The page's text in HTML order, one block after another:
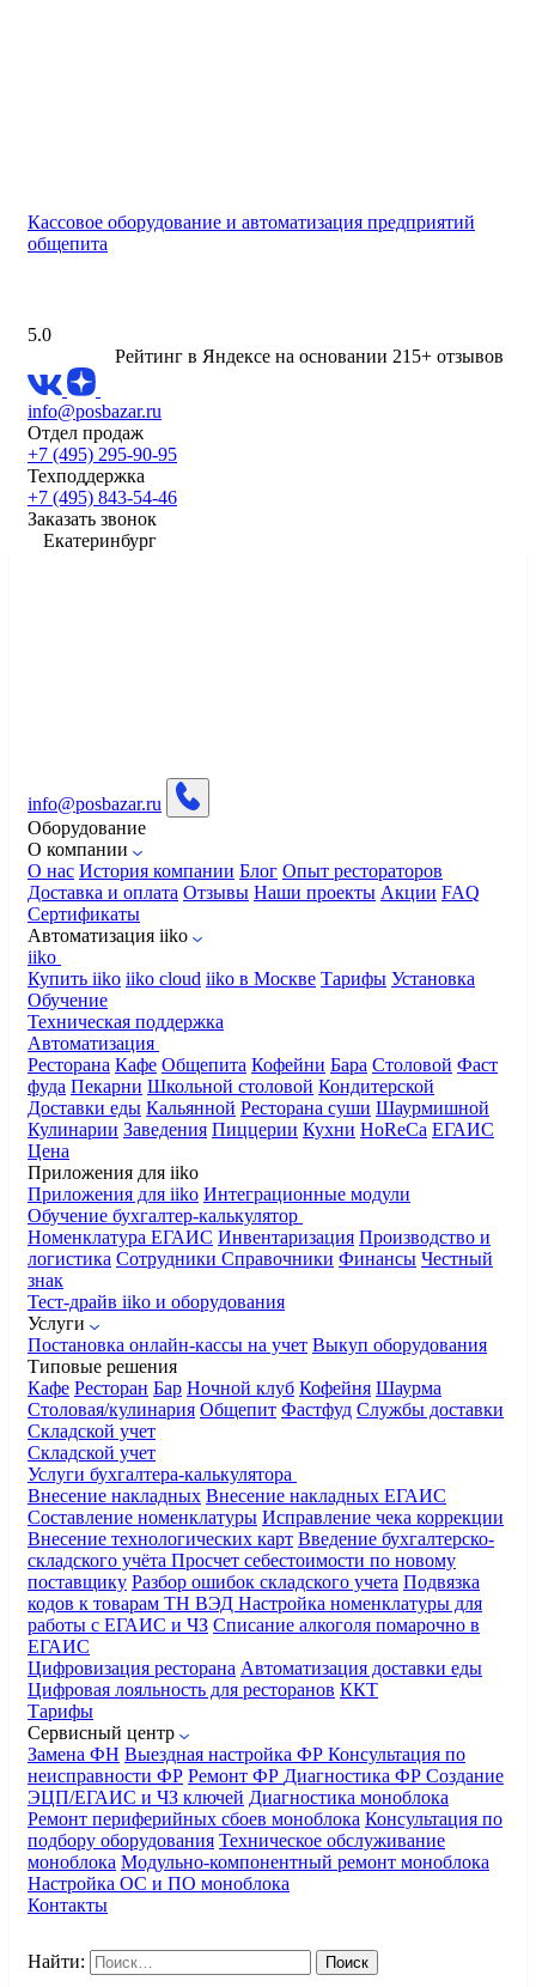
Кассовое оборудование и автоматизация предприятий
общепита
5.0
Рейтинг в Яндексе на основании 215+ отзывов
info@posbazar.ru
Отдел продаж
+7 (495) 295-90-95
Техподдержка
+7 (495) 843-54-46
Заказать звонок
Екатеринбург
info@posbazar.ru
Оборудование
О компании
О нас История компании Блог Опыт рестораторов
Доставка и оплата Отзывы Наши проекты Акции FAQ
Сертификаты
Автоматизация iiko
iiko
Купить iiko iiko cloud iiko в Москве Тарифы Установка
Обучение
Техническая поддержка
Автоматизация
Ресторана Кафе Общепита Кофейни Бара Столовой Фаст
фуда Пекарни Школьной столовой Кондитерской
Доставки еды Кальянной Ресторана суши Шаурмишной
Кулинарии Заведения Пиццерии Кухни HoReCa ЕГАИС
Цена
Приложения для iiko
Приложения для iiko Интеграционные модули
Обучение бухгалтер-калькулятор
Номенклатура ЕГАИС Инвентаризация Производство и
логистика Сотрудники Справочники Финансы Честный
знак
Тест-драйв iiko и оборудования
Услуги
Постановка онлайн-кассы на учет Выкуп оборудования
Типовые решения
Кафе Ресторан Бар Ночной клуб Кофейня Шаурма
Столовая/кулинария Общепит Фастфуд Службы доставки
Складской учет
Складской учет
Услуги бухгалтера-калькулятора
Внесение накладных Внесение накладных ЕГАИС
Составление номенклатуры Исправление чека коррекции
Внесение технологических карт Введение бухгалтерско-
складского учёта Просчет себестоимости по новому
поставщику Разбор ошибок складского учета Подвязка
кодов к товарам ТН ВЭД Настройка номенклатуры для
работы с ЕГАИС и ЧЗ Списание алкоголя помарочно в
ЕГАИС
Цифровизация ресторана Автоматизация доставки еды
Цифровая лояльность для ресторанов ККТ
Тарифы
Сервисный центр
Замена ФН Выездная настройка ФР Консультация по
неисправности ФР Ремонт ФР Диагностика ФР Создание
ЭЦП/ЕГАИС и ЧЗ ключей Диагностика моноблока
Ремонт периферийных сбоев моноблока Консультация по
подбору оборудования Техническое обслуживание
моноблока Модульно-компонентный ремонт моноблока
Настройка ОС и ПО моноблока
Контакты
Найти: